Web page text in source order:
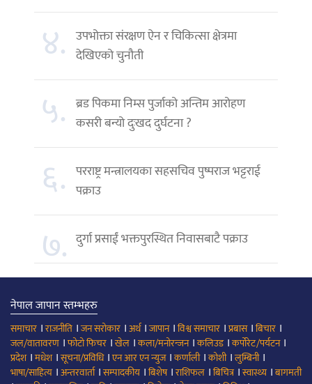
४. उपभोक्ता संरक्षण ऐन र चिकित्सा क्षेत्रमा
देखिएको चुनौती
५. ब्रड पिकमा निम्स पुर्जाको अन्तिम आरोहण
कसरी बन्यो दुःखद दुर्घटना ?
६. परराष्ट्र मन्त्रालयका सहसचिव पुष्पराज भट्टराई
पक्राउ
७. दुर्गा प्रसाईं भक्तपुरस्थित निवासबाटै पक्राउ
नेपाल जापान स्तम्भहरु
समाचार ।राजनीति ।जन सरोकार ।अर्थ।जापान।विश्व समाचार ।प्रबास।बिचार ।
जल/वातावरण ।फोटो फिचर ।खेल ।कला/मनोरन्जन।कलिउड।कर्पोरेट/पर्यटन।
प्रदेश।मधेश।सूचना/प्रविधि।एन आर एन न्युज।कर्णाली।कोशी।लुम्बिनी।
भाषा/साहित्य ।अन्तरवार्ता।सम्पादकीय ।बिशेष।राशिफल ।बिचित्र।स्वास्थ्य ।बागमती